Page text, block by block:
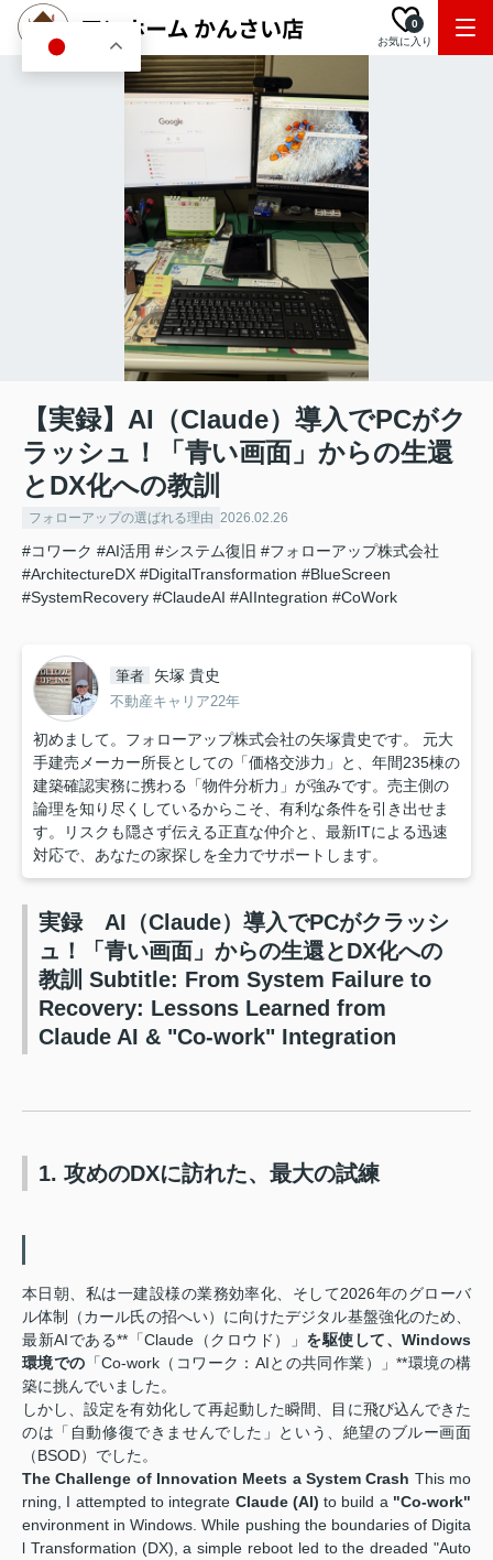
お気に入り
0
【実録】AI（Claude）導入でPCがク
ラッシュ！「青い画面」からの生還
とDX化への教訓
フォローアップの選ばれる理由 2026.02.26
#コワーク #AI活用 #システム復旧 #フォローアップ株式会社
#ArchitectureDX #DigitalTransformation #BlueScreen
#SystemRecovery #ClaudeAI #AIIntegration #CoWork
筆者 矢塚 貴史
不動産キャリア22年
初めまして。フォローアップ株式会社の矢塚貴史です。 元大
手建売メーカー所長としての「価格交渉力」と、年間235棟の
建築確認実務に携わる「物件分析力」が強みです。売主側の
論理を知り尽くしているからこそ、有利な条件を引き出せま
す。リスクも隠さず伝える正直な仲介と、最新ITによる迅速
対応で、あなたの家探しを全力でサポートします。
実録 AI（Claude）導入でPCがクラッシ
ュ！「青い画面」からの生還とDX化への
教訓 Subtitle: From System Failure to
Recovery: Lessons Learned from
Claude AI & "Co-work" Integration
1. 攻めのDXに訪れた、最大の試練
本日朝、私は一建設様の業務効率化、そして2026年のグローバ
ル体制（カール氏の招へい）に向けたデジタル基盤強化のため、
最新AIである**「Claude（クロウド）」 を駆使して、Windows
環境での 「Co-work（コワーク：AIとの共同作業）」**環境の構
築に挑んでいました。
しかし、設定を有効化して再起動した瞬間、目に飛び込んできた
のは「自動修復できませんでした」という、絶望のブルー画面
（BSOD）でした。
The Challenge of Innovation Meets a System Crash This mo
rning, I attempted to integrate Claude (AI) to build a "Co-work"
environment in Windows. While pushing the boundaries of Digita
l Transformation (DX), a simple reboot led to the dreaded "Auto